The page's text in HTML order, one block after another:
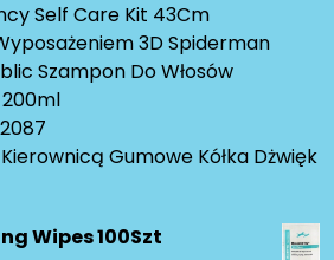
Self Care Kit 43Cm
3D Spiderman
Szampon Do Włosów
Gumowe Kółka Dżwięk
Wipes 100Szt